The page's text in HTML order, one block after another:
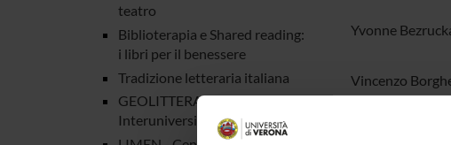
teatro
Biblioterapia e Shared reading:
i libri per il benessere
Tradizione letteraria italiana
GEOLITTERAE - Centro
Interuniversitario di ricerca
Yvonne
Vincenzo
Laura